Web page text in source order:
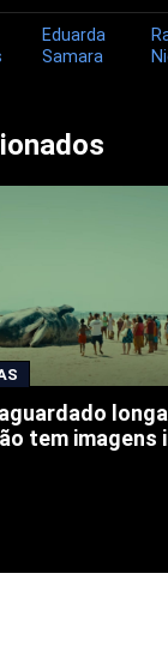
Eduarda
Samara
tem